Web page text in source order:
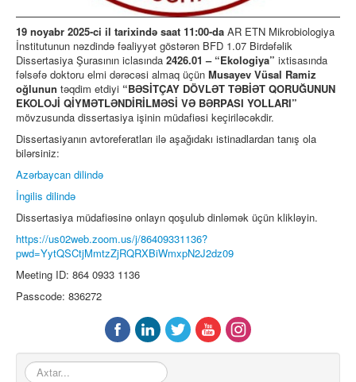
19 noyabr 2025-ci il tarixində saat 11:00-da AR ETN Mikrobiologiya
İnstitutunun nəzdində fəaliyyət göstərən BFD 1.07 Birdəfəlik
Dissertasiya Şurasının iclasında 2426.01 – “Ekologiya” ixtisasında
fəlsəfə doktoru elmi dərəcəsi almaq üçün Musayev Vüsal Ramiz
oğlunun təqdim etdiyi “BƏSİTÇAY DÖVLƏT TƏBİƏT QORUĞUNUN
EKOLOJİ QİYMƏTLƏNDİRİLMƏSİ VƏ BƏRPASI YOLLARI”
mövzusunda dissertasiya işinin müdafiəsi keçiriləcəkdir.
Dissertasiyanın avtoreferatları ilə aşağıdakı istinadlardan tanış ola
bilərsiniz:
Azərbaycan dilində
İngilis dilində
Dissertasiya müdafiəsinə onlayn qoşulub dinləmək üçün klikləyin.
https://us02web.zoom.us/j/86409331136?
pwd=YytQSCtjMmtzZjRQRXBiWmxpN2J2dz09
Meeting ID: 864 0933 1136
Passcode: 836272
Axtar...